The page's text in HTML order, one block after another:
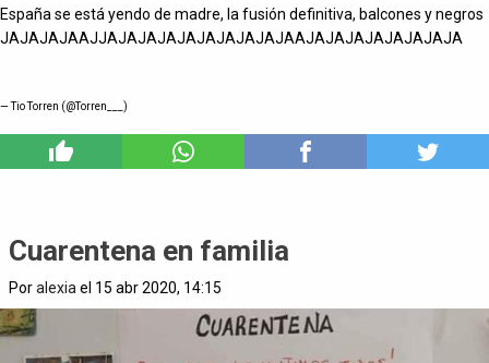
España se está yendo de madre, la fusión definitiva, balcones y negros
JAJAJAJAAJJAJAJAJAJAJAJAJAJAJAAJAJAJAJAJAJAJAJA
— Tio Torren (@Torren___)
Cuarentena en familia
Poralexia el 15 abr 2020, 14:15